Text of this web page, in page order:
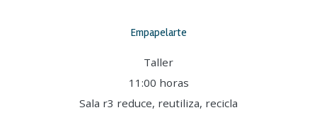
Empapelarte
Taller
11:00 horas
Sala r3 reduce, reutiliza, recicla